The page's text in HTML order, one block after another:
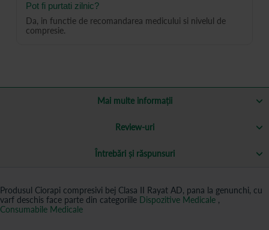
Pot fi purtati zilnic?
Da, in functie de recomandarea medicului si nivelul de
compresie.
Mai multe informații
Review-uri
Întrebări și răspunsuri
Produsul Ciorapi compresivi bej Clasa II Rayat AD, pana la genunchi, cu
varf deschis face parte din categoriile Dispozitive Medicale ,
Consumabile Medicale